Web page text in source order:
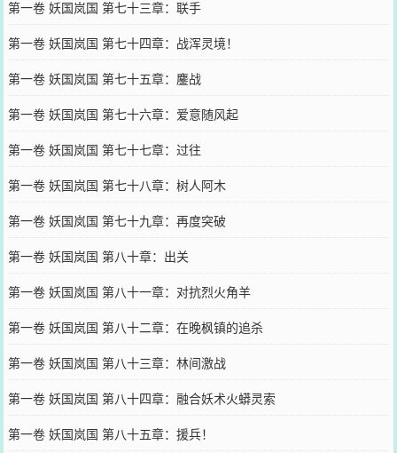
第一卷 妖国岚国 第七十三章：联手
第一卷 妖国岚国 第七十四章：战浑灵境！
第一卷 妖国岚国 第七十五章：鏖战
第一卷 妖国岚国 第七十六章：爱意随风起
第一卷 妖国岚国 第七十七章：过往
第一卷 妖国岚国 第七十八章：树人阿木
第一卷 妖国岚国 第七十九章：再度突破
第一卷 妖国岚国 第八十章：出关
第一卷 妖国岚国 第八十一章：对抗烈火角羊
第一卷 妖国岚国 第八十二章：在晚枫镇的追杀
第一卷 妖国岚国 第八十三章：林间激战
第一卷 妖国岚国 第八十四章：融合妖术火蟒灵索
第一卷 妖国岚国 第八十五章：援兵！